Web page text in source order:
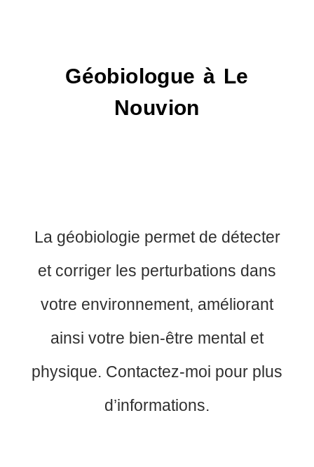
Géobiologue à Le
Nouvion
La géobiologie permet de détecter
et corriger les perturbations dans
votre environnement, améliorant
ainsi votre bien-être mental et
physique. Contactez-moi pour plus
d’informations.